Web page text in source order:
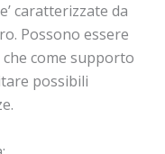
caratterizzate da
Possono essere
come supporto
possibili